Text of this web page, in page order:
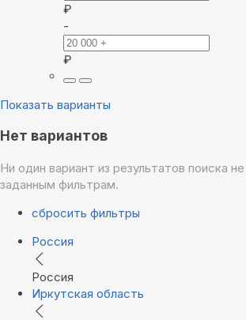
₽
-
₽
Показать варианты
Нет вариантов
Ни один вариант из результатов поиска
заданным фильтрам.
сбросить фильтры
Россия
Россия
Иркутская область